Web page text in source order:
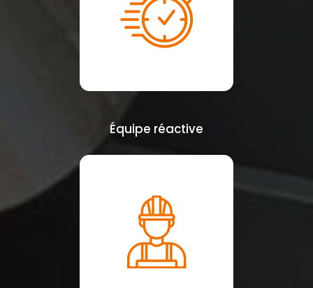
Équipe réactive